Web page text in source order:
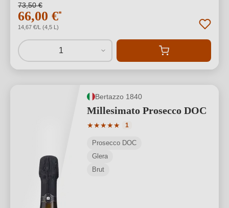
73,50 €
66,00 €*
14,67 €/L (4,5 L)
1
Bertazzo 1840
Millesimato Prosecco DOC
★★★★★
Durchschnittliche Bewertung von 5
1
Prosecco DOC
Glera
Brut